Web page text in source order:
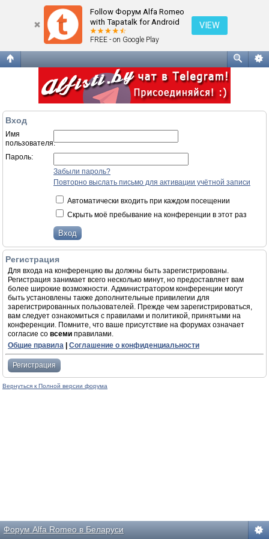
Follow Форум Alfa Romeo
with Tapatalk for Android
FREE - on Google Play
VIEW
Вход
Имя
пользователя:
Пароль:
Забыли пароль?
Повторно выслать письмо для активации учётной записи
Автоматически входить при каждом посещении
Скрыть моё пребывание на конференции в этот раз
Регистрация
Для входа на конференцию вы должны быть зарегистрированы.
Регистрация занимает всего несколько минут, но предоставляет вам
более широкие возможности. Администратором конференции могут
быть установлены также дополнительные привилегии для
зарегистрированных пользователей. Прежде чем зарегистрироваться,
вам следует ознакомиться с правилами и политикой, принятыми на
конференции. Помните, что ваше присутствие на форумах означает
согласие со всеми правилами.
Общие правила
Соглашение о конфиденциальности
Регистрация
Вернуться к Полной версии форума
Форум Alfa Romeo в Беларуси